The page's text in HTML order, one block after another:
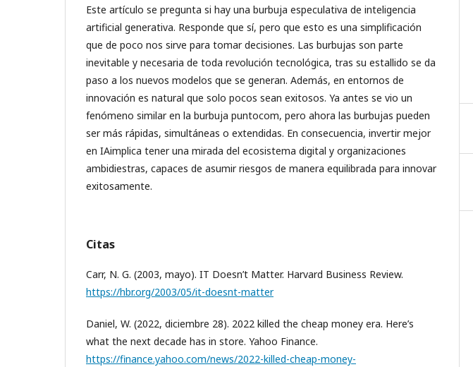
Este artículo se pregunta si hay una burbuja especulativa de inteligencia
artificial generativa. Responde que sí, pero que esto es una simplificación
que de poco nos sirve para tomar decisiones. Las burbujas son parte
inevitable y necesaria de toda revolución tecnológica, tras su estallido se da
paso a los nuevos modelos que se generan. Además, en entornos de
innovación es natural que solo pocos sean exitosos. Ya antes se vio un
fenómeno similar en la burbuja puntocom, pero ahora las burbujas pueden
ser más rápidas, simultáneas o extendidas. En consecuencia, invertir mejor
en IAimplica tener una mirada del ecosistema digital y organizaciones
ambidiestras, capaces de asumir riesgos de manera equilibrada para innovar
exitosamente.
Citas
Carr, N. G. (2003, mayo). IT Doesn’t Matter. Harvard Business Review.
https://hbr.org/2003/05/it-doesnt-matter
Daniel, W. (2022, diciembre 28). 2022 killed the cheap money era. Here’s
what the next decade has in store. Yahoo Finance.
https://finance.yahoo.com/news/2022-killed-cheap-money-